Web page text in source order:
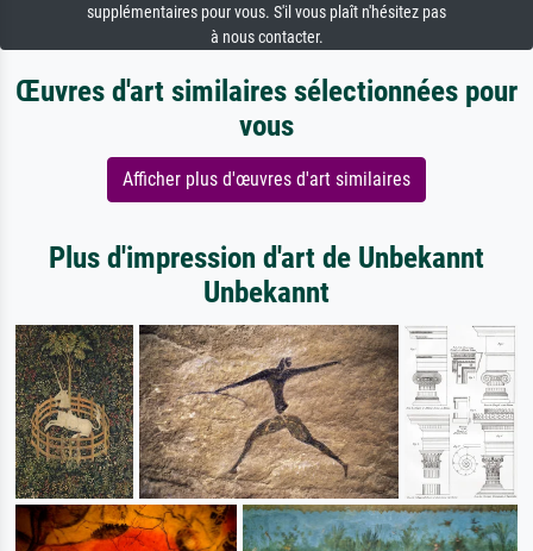
supplémentaires pour vous. S'il vous plaît n'hésitez pas
à nous contacter.
Œuvres d'art similaires sélectionnées pour
vous
Afficher plus d'œuvres d'art similaires
Plus d'impression d'art de Unbekannt
Unbekannt